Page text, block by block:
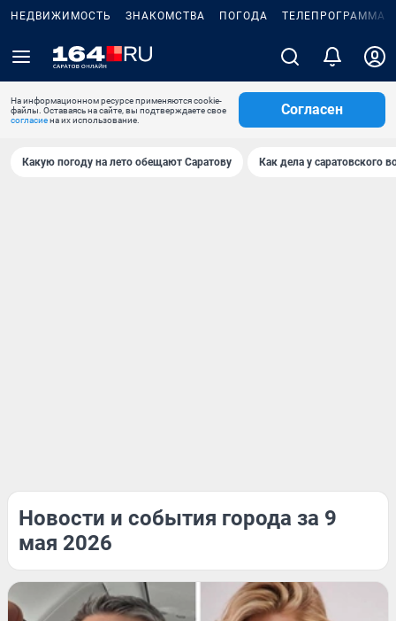
НЕДВИЖИМОСТЬ ЗНАКОМСТВА ПОГОДА ТЕЛЕПРОГРАММА
На информационном ресурсе применяются cookie-
файлы. Оставаясь на сайте, вы подтверждаете свое
согласиена их использование.
Согласен
Какую погоду на лето обещают Саратову Как дела у саратовского
Новости и события города за 9
мая 2026